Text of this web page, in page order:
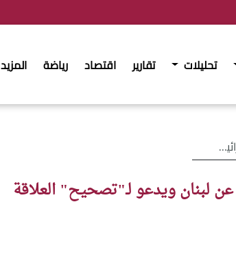
تحليلات تقارير اقتصاد رياضة المزيد
لبنان ويدعو لـ"تصحيح" العلاقة